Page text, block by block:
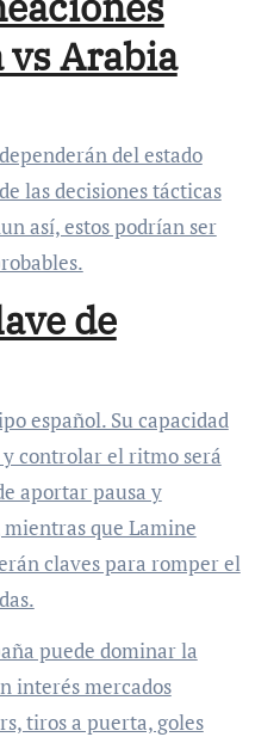
vs Arabia
las decisiones tácticas
así, estos podrían ser
de
controlar el ritmo será
aportar pausa y
que Lamine
claves para romper el
puede dominar la
interés mercados
tiros a puerta, goles